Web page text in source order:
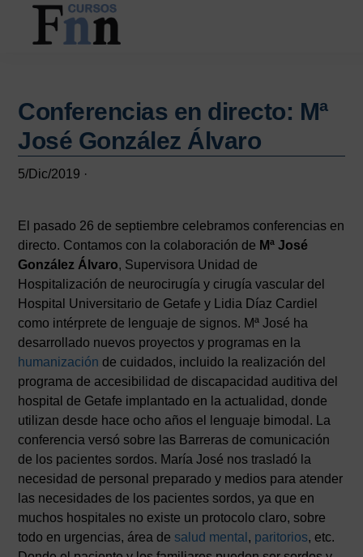
Saltar
contenido
Saltar
principal
online
Conferencias en directo: Mª
José González Álvaro
5/Dic/2019 ·
El pasado 26 de septiembre celebramos conferencias en
directo. Contamos con la colaboración de Mª José
González Álvaro, Supervisora Unidad de
Hospitalización de neurocirugía y cirugía vascular del
Hospital Universitario de Getafe y Lidia Díaz Cardiel
como intérprete de lenguaje de signos. Mª José ha
desarrollado nuevos proyectos y programas en la
humanización de cuidados, incluido la realización del
programa de accesibilidad de discapacidad auditiva del
hospital de Getafe implantado en la actualidad, donde
utilizan desde hace ocho años el lenguaje bimodal. La
conferencia versó sobre las Barreras de comunicación
de los pacientes sordos. María José nos trasladó la
necesidad de personal preparado y medios para atender
las necesidades de los pacientes sordos, ya que en
muchos hospitales no existe un protocolo claro, sobre
todo en urgencias, área de salud mental , paritorios, etc.